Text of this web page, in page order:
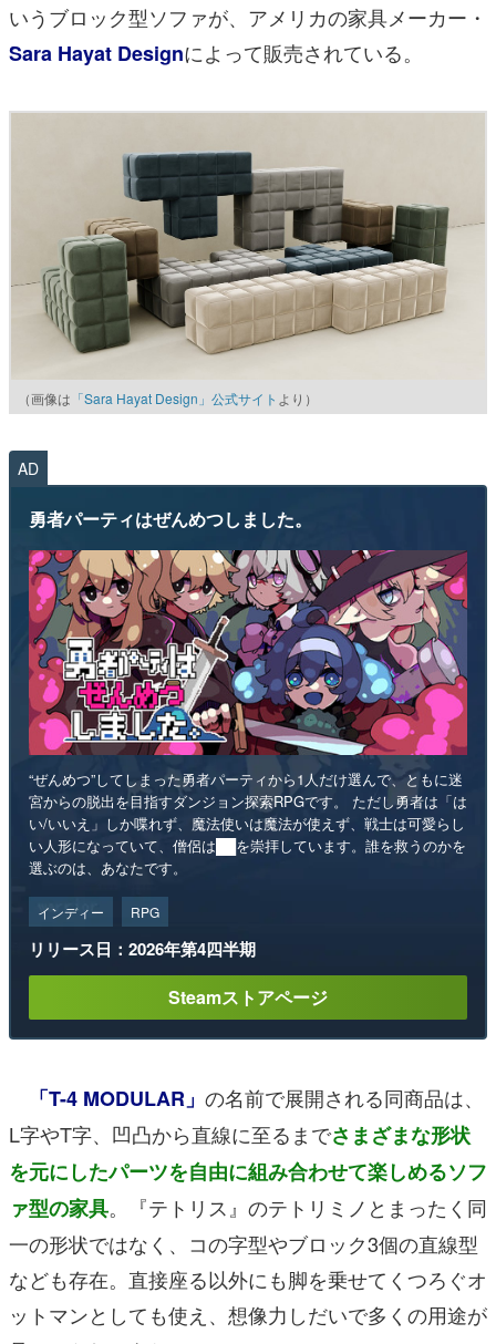
その他
いうブロック型ソファが、アメリカの家具メーカー・
Sara Hayat Designによって販売されている。
（画像は 「Sara Hayat Design」公式サイト より）
AD
勇者パーティはぜんめつしました。
“ぜんめつ”してしまった勇者パーティから1人だけ選んで、ともに迷
宮からの脱出を目指すダンジョン探索RPGです。 ただし勇者は「は
い/いいえ」しか喋れず、魔法使いは魔法が使えず、戦士は可愛らし
い人形になっていて、僧侶は██を崇拝しています。誰を救うのかを
選ぶのは、あなたです。
インディー RPG
リリース日：2026年第4四半期
Steamストアページ
「T-4 MODULAR」 の名前で展開される同商品は、
L字やT字、凹凸から直線に至るまでさまざまな形状
を元にしたパーツを自由に組み合わせて楽しめるソフ
ァ型の家具。『テトリス』のテトリミノとまったく同
一の形状ではなく、コの字型やブロック3個の直線型
なども存在。直接座る以外にも脚を乗せてくつろぐオ
ットマンとしても使え、想像力しだいで多くの用途が